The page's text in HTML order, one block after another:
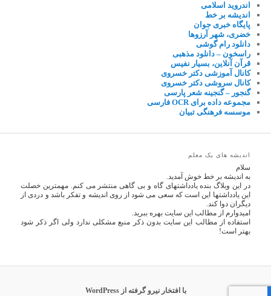
اندروید اسلامی
اندیشه بر خط
پایگاه خبری جوان
خضری، شهر آرزوها
دانلود رام گوشی
راسخون – دانلود مذهبی
قرآن آنلاین، بسیار نفیس
کانال آموزشی دکتر خسروی
کانال سروشی دکتر خسروی
گنجور – گنجینه شعر پارسی
مجموعه داده برای OCR فارسی
موسسه فرهنگی تبیان
اندیشه های یک معلم
سلام
به اندیشه بر خط خوش آمدید.
در این وبلاگ بنده یادداشتهای گاه و بی گاهی منتشر می کنم. مهمترین خصلت
این یادداشتها این است که سعی می شود از روی اندیشه و تفکر باشد و دردی از
دیگران دوا کند.
امیدوارم از مطالب این سایت بهره ببرید.
استفاده از مطالب این سایت بدون ذکر منبع مشکلی ندارد ولی اگر ذکر شود
بهتر است!
با افتخار نیرو گرفته از WordPress